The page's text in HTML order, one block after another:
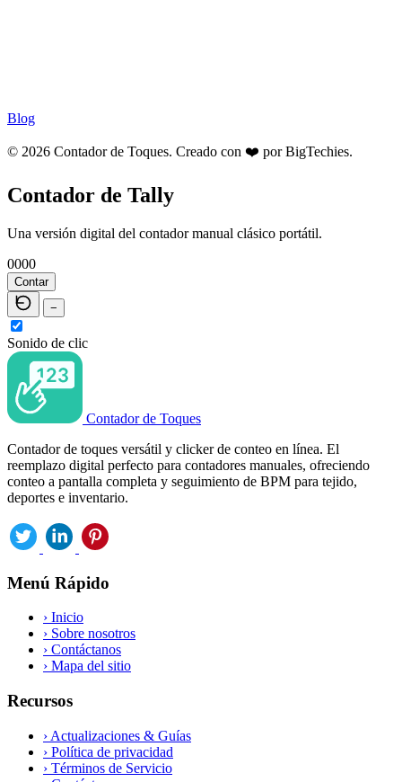
Blog
© 2026 Contador de Toques. Creado con ❤️ porBigTechies.
Contador de Tally
Una versión digital del contador manual clásico portátil.
0000
Contar
−
Sonido de clic
Contador de Toques
Contador de toques versátil y clicker de conteo en línea. El
reemplazo digital perfecto para contadores manuales, ofreciendo
conteo a pantalla completa y seguimiento de BPM para tejido,
deportes e inventario.
Menú Rápido
› Inicio
› Sobre nosotros
› Contáctanos
› Mapa del sitio
Recursos
› Actualizaciones & Guías
› Política de privacidad
› Términos de Servicio